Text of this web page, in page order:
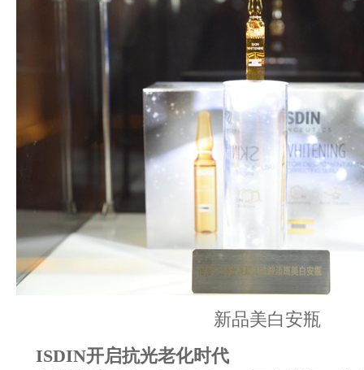
新品美白安瓶
ISDIN开启抗光老化时代